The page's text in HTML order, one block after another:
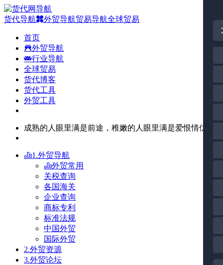
货代导航 外贸导航贸易导航全球贸易
首页
外贸导航
行业导航
全球贸易
货代博客
货代工具
外贸工具
成熟的人眼里满是前途，稚嫩的人眼里满是爱恨情仇。
1.外贸导航
外贸常用
关税查询
各国海关
企业查询
商标专利
标准法规
中国外贸
国际外贸
2.外贸资源
3.外贸论坛